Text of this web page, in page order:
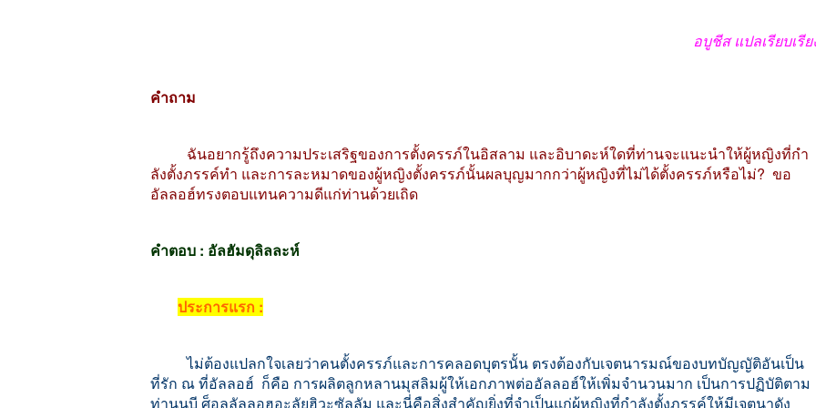
อบูชีส แปลเรียบเรีย
คำถาม
ฉันอยากรู้ถึงความประเสริฐของการตั้งครรภ์ในอิสลาม และอิบาดะห์ใดที่ท่านจะแนะนำให้ผู้หญิงที่กำ
ลังตั้งภรรค์ทำ และการละหมาดของผู้หญิงตั้งครรภ์นั้นผลบุญมากกว่าผู้หญิงที่ไม่ได้ตั้งครรภ์หรือไม่? ขอ
อัลลอฮ์ทรงตอบแทนความดีแก่ท่านด้วยเถิด
คำตอบ : อัลฮัมดุลิลละห์
ประการแรก :
ไม่ต้องแปลกใจเลยว่าคนตั้งครรภ์และการคลอดบุตรนั้น ตรงต้องกับเจตนารมณ์ของบทบัญญัติอันเป็น
ที่รัก ณที่อัลลอฮ์ ก็คือ การผลิตลูกหลานมุสลิมผู้ให้เอกภาพต่ออัลลอฮ์ให้เพิ่มจำนวนมาก เป็นการปฏิบัติตาม
ท่านนบี ศ็อลลัลลอฮุอะลัยฮิวะซัลลัม และนี่คือสิ่งสำคัญยิ่งที่จำเป็นแก่ผู้หญิงที่กำลังตั้งภรรค์ให้มีเจตนาดัง